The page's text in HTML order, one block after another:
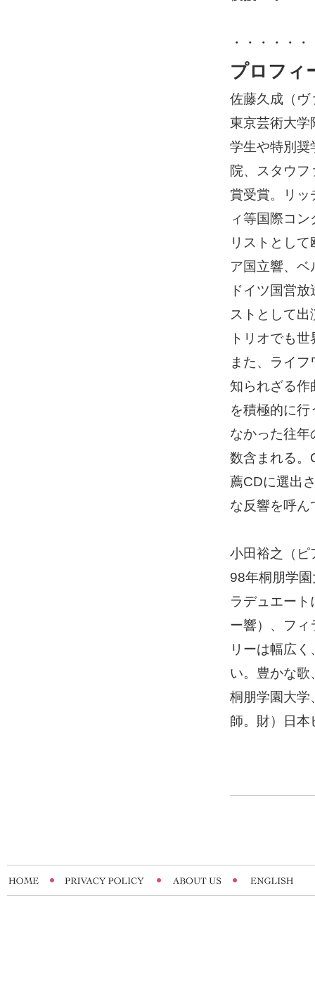
・・・・・
プロフ
佐藤久成（ヴ
東京芸術大学
学生や特別奨
院、スタウ
賞受賞。リッ
ィ等国際コ
リストとし
ア国立響、
ドイツ国営
ストとして
トリオでも
また、ライ
知られざる作
を積極的に
なかった往年
数含まれる。
薦CDに選出
な反響を呼ん
小田裕之（ピ
98年桐朋学
ラデュエー
ー響）、フィ
リーは幅広
い。豊かな歌
桐朋学園大学
師。財）日本